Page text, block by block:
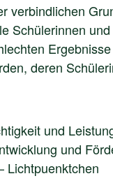
verbindlichen
Schülerinnen
deren
und
und
Lichtpuenktchen